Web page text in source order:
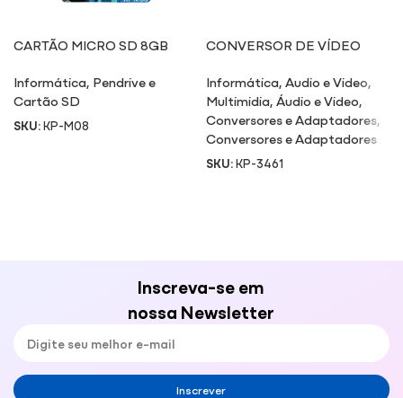
CARTÃO MICRO SD 8GB
Informática, Pendrive e
Cartão SD
SKU:KP-M08
CONVERSOR DE VÍDEO
VÍDEO/VGA
Informática,Audio e Video,
Multimidia,Áudio e Video,
Conversores e Adaptadores,
Conversores e Adaptadores
SKU:KP-3461
Inscreva-se em
nossa Newsletter
Inscrever